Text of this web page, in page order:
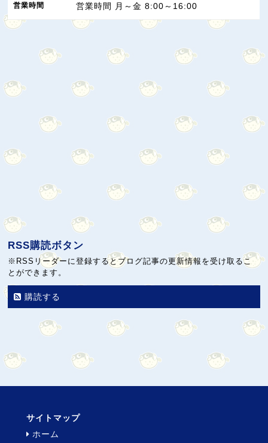
営業時間 営業時間 月～金 8:00～16:00
RSS購読ボタン
※RSSリーダーに登録するとブログ記事の更新情報を受け取るこ
とができます。
購読する
サイトマップ
ホーム